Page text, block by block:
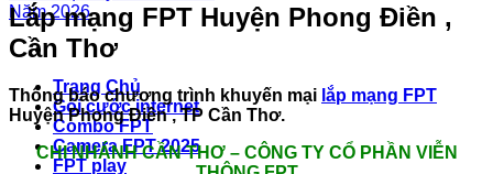
Trang Chủ
Gói cước internet
Combo FPT
Camera FPT 2025
FPT play
Lắp mạng FPT Huyện Phong Điền ,
Cần Thơ
Thông báo chương trình khuyến mại lắp mạng FPT
Huyện Phong Điền , TP Cần Thơ.
CHI NHÁNH CẦN THƠ – CÔNG TY CỔ PHẦN VIỄN